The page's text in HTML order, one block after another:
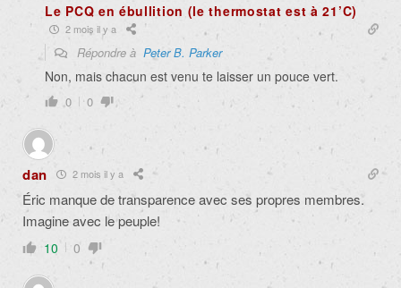
Le PCQ en ébullition (le thermostat est à 21’C)
2 mois il y a
Répondre à Peter B. Parker
Non, mais chacun est venu te laisser un pouce vert.
0 0
dan 2 mois il y a
Éric manque de transparence avec ses propres membres.
Imagine avec le peuple!
10 0